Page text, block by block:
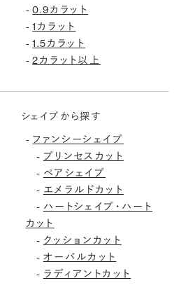
-0.9カラット
-1カラット
-1.5カラット
-2カラット以上
シェイプから探す
- ファンシーシェイプ
- プリンセスカット
- ペアシェイプ
- エメラルドカット
- ハートシェイプ・ハート
カット
- クッションカット
- オーバルカット
- ラディアントカット